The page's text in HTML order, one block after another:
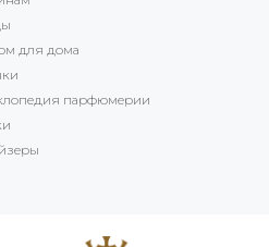
для дома
парфюмерии